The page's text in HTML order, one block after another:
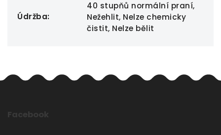
Údržba:
40 stupňů normální praní,
Nežehlit, Nelze chemicky
čistit, Nelze bělit
Facebook